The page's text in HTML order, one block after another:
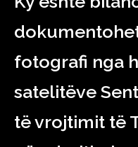
fotografi nga
satelitëve
të vrojtimit të